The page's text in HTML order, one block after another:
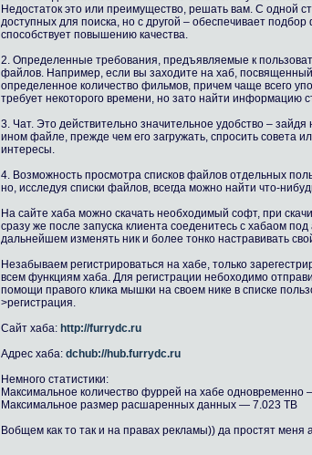
Недостаток это или преимущество, решать вам. С одной
доступных для поиска, но с другой – обеспечивает
способствует повышению качества.
2. Определенные требования, предъявляемые к
файлов. Например, если вы заходите на хаб,
определенное количество фильмов, причем чаще всего
требует некоторого времени, но зато найти информацию
3. Чат. Это действительно значительное удобство –
ином файле, прежде чем его загружать, спросить
интересы.
4. Возможность просмотра списков файлов отдельных
но, исследуя списки файлов, всегда можно найти что-
На сайте хаба можно скачать необходимый софт, при
сразу же после запуска клиента соеденитесь с хабаом
дальнейшем изменять ник и более тонко настравивать
Незабываем регистрироваться на хабе, только
всем функциям хаба. Для регистрации небоходимо
помощи правого клика мышки на своем нике в списке
>регистрация.
Сайт хаба: http://furrydc.ru
Адрес хаба: dchub://hub.furrydc.ru
Немного статистики:
Максимальное количество фуррей на хабе одновременно
Максимальное размер расшаренных данных — 7.023 TB
Вобщем как то так и на правах рекламы)) да простят